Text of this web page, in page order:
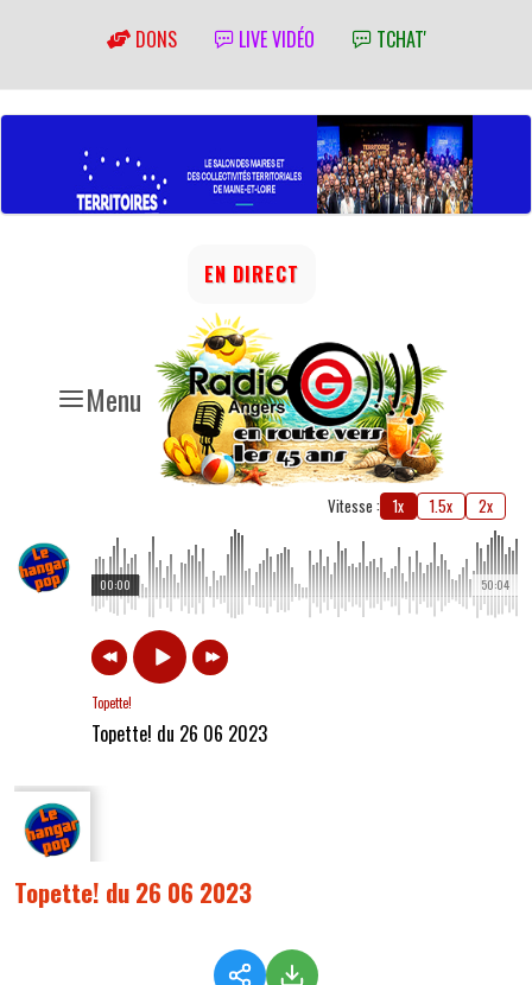
DONS LIVE VIDÉO TCHAT'
Menu
EN DIRECT
Vitesse : 1x 1.5x 2x
50:04
00:00
Topette!
Topette! du 26 06 2023
Topette! du 26 06 2023